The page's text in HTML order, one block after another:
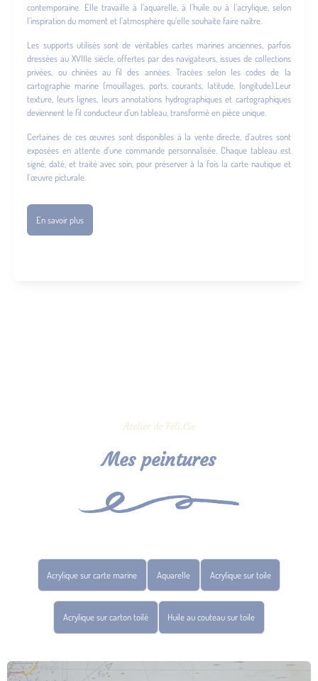
contemporaine. Elle travaille à l’aquarelle, à l’huile ou à l’acrylique, selon
l’inspiration du moment et l’atmosphère qu’elle souhaite faire naître.
Les supports utilisés sont de véritables cartes marines anciennes, parfois
dressées au XVIIIe siècle, offertes par des navigateurs, issues de collections
privées, ou chinées au fil des années. Tracées selon les codes de la
cartographie marine (mouillages, ports, courants, latitude, longitude).Leur
texture, leurs lignes, leurs annotations hydrographiques et cartographiques
deviennent le fil conducteur d’un tableau, transformé en pièce unique.
Certaines de ces œuvres sont disponibles à la vente directe, d’autres sont
exposées en attente d’une commande personnalisée. Chaque tableau est
signé, daté, et traité avec soin, pour préserver à la fois la carte nautique et
l’œuvre picturale.
En savoir plus
Atelier de Féli.Cie
Mes peintures
Acrylique sur carte marine Aquarelle Acrylique sur toile
Acrylique sur carton toilé Huile au couteau sur toile